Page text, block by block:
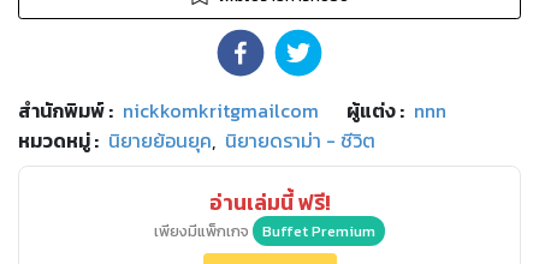
สำนักพิมพ์: nickkomkritgmailcom ผู้แต่ง : nnn
หมวดหมู่: นิยายย้อนยุค, นิยายดราม่า - ชีวิต
อ่านเล่มนี้ ฟรี!
เพียงมีแพ็กเกจ Buffet Premium